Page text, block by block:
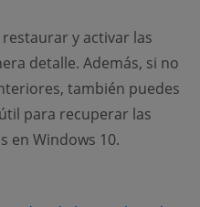
y activar las
detalle. Además, si no
también puedes
para recuperar las
en Windows 10.